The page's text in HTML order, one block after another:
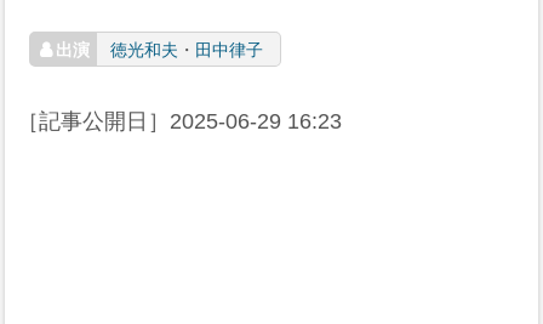
徳光和夫 ・ 田中律子
［記事公開日］ 2025-06-29 16:23